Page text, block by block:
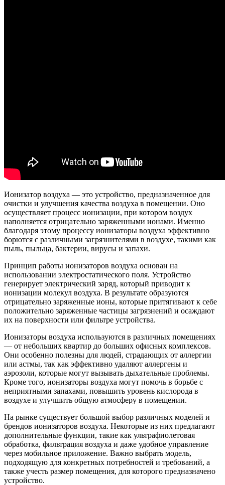
Ионизатор воздуха — это устройство, предназначенное для
очистки и улучшения качества воздуха в помещении. Оно
осуществляет процесс ионизации, при котором воздух
наполняется отрицательно заряженными ионами. Именно
благодаря этому процессу ионизаторы воздуха эффективно
борются с различными загрязнителями в воздухе, такими как
пыль, пыльца, бактерии, вирусы и запахи.
Принцип работы ионизаторов воздуха основан на
использовании электростатического поля. Устройство
генерирует электрический заряд, который приводит к
ионизации молекул воздуха. В результате образуются
отрицательно заряженные ионы, которые притягивают к себе
положительно заряженные частицы загрязнений и осаждают
их на поверхности или фильтре устройства.
Ионизаторы воздуха используются в различных помещениях
— от небольших квартир до больших офисных комплексов.
Они особенно полезны для людей, страдающих от аллергии
или астмы, так как эффективно удаляют аллергены и
аэрозоли, которые могут вызывать дыхательные проблемы.
Кроме того, ионизаторы воздуха могут помочь в борьбе с
неприятными запахами, повышить уровень кислорода в
воздухе и улучшить общую атмосферу в помещении.
На рынке существует большой выбор различных моделей и
брендов ионизаторов воздуха. Некоторые из них предлагают
дополнительные функции, такие как ультрафиолетовая
обработка, фильтрация воздуха и даже удобное управление
через мобильное приложение. Важно выбрать модель,
подходящую для конкретных потребностей и требований, а
также учесть размер помещения, для которого предназначено
устройство.